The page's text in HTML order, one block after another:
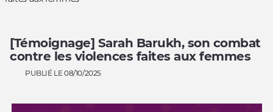
[Témoignage] Sarah Barukh, son combat
contre les violences faites aux femmes
PUBLIÉ LE 08/10/2025